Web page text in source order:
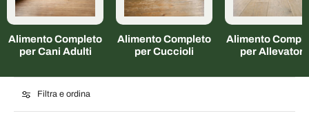
Alimento Completo
per Cani Adulti
Alimento Completo
per Cuccioli
Alimento
per Allevatori
Filtra e ordina